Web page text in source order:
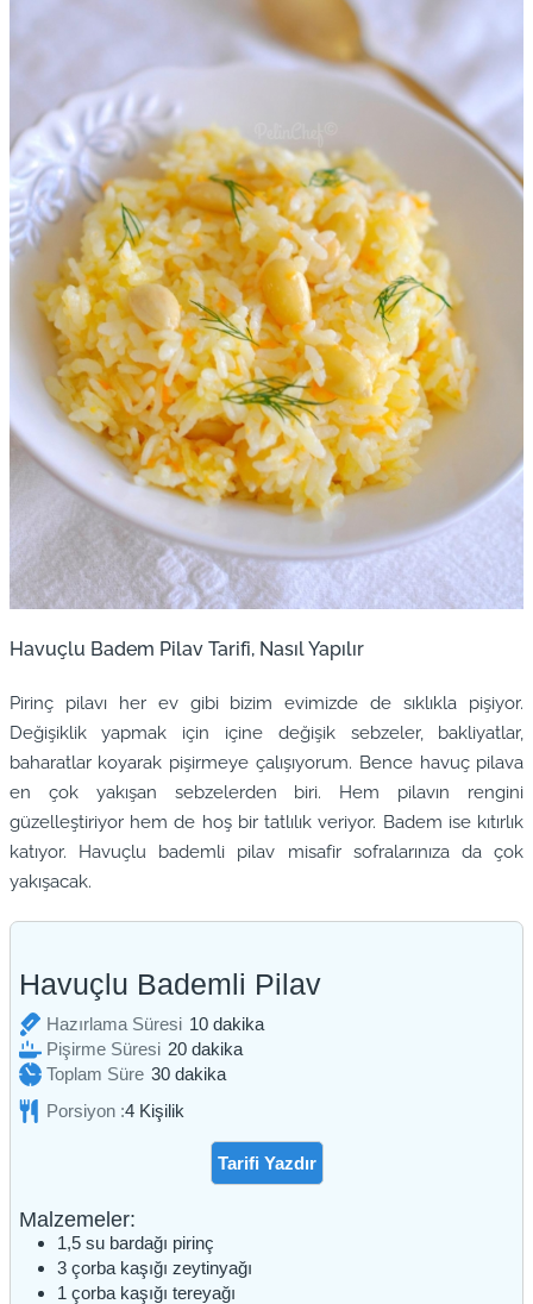
Havuçlu Badem Pilav Tarifi, Nasıl Yapılır
Pirinç pilavı her ev gibi bizim evimizde de sıklıkla pişiyor.
Değişiklik yapmak için içine değişik sebzeler, bakliyatlar,
baharatlar koyarak pişirmeye çalışıyorum. Bence havuç pilava
en çok yakışan sebzelerden biri. Hem pilavın rengini
güzelleştiriyor hem de hoş bir tatlılık veriyor. Badem ise kıtırlık
katıyor. Havuçlu bademli pilav misafir sofralarınıza da çok
yakışacak.
Havuçlu Bademli Pilav
Hazırlama Süresi 10dakika
dakika
Pişirme Süresi 20dakika
dakika
Toplam Süre 30dakika
dakika
Porsiyon :4 Kişilik
Tarifi Yazdır
Malzemeler:
1,5 su bardağı pirinç
3 çorba kaşığı zeytinyağı
1 çorba kaşığı tereyağı